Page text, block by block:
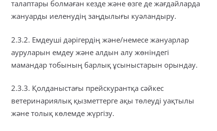
талаптары болмаған кезде және өзге де жағдайларда
жануарды иеленудің заңдылығы куәландыру.
2.3.2. Емдеуші дәрігердің және/немесе жануарлар
ауруларын емдеу және алдын алу жөніндегі
мамандар тобының барлық ұсыныстарын орындау.
2.3.3. Қолданыстағы прейскурантқа сәйкес
ветеринариялық қызметтерге ақы төлеуді уақтылы
және толық көлемде жүргізу.